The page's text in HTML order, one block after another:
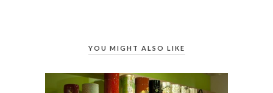
YOU MIGHT ALSO LIKE